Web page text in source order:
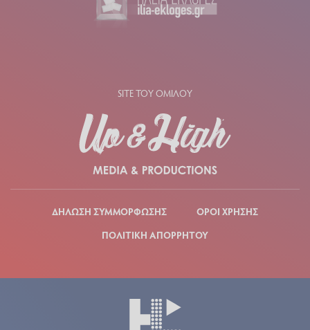
SITE ΤΟΥ ΟΜΙΛΟΥ
ΔΗΛΩΣΗ ΣΥΜΜΟΡΦΩΣΗΣ
ΟΡΟΙ ΧΡΗΣΗΣ
ΠΟΛΙΤΙΚΗ ΑΠΟΡΡΗΤΟΥ